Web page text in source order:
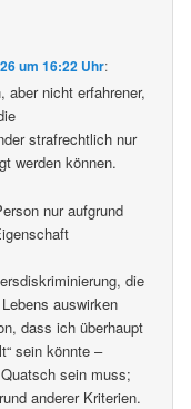
um 16:22 Uhr:
aber nicht erfahrener,
strafrechtlich nur
werden können.
nur aufgrund
die
auswirken
dass ich überhaupt
sein könnte –
sein muss;
anderer Kriterien.